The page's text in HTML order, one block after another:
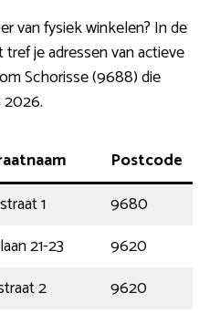
van fysiek winkelen? In de
je adressen van actieve
Schorisse (9688) die
Postcode
1 9680
21-23 9620
2 9620